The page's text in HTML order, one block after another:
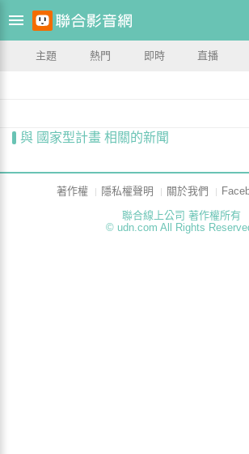
主題 熱門 即時 直播
與 國家型計畫 相關的新聞
著作權 隱私權聲明 關於我們
聯合線上公司 著作權所有
© udn.com All Rights